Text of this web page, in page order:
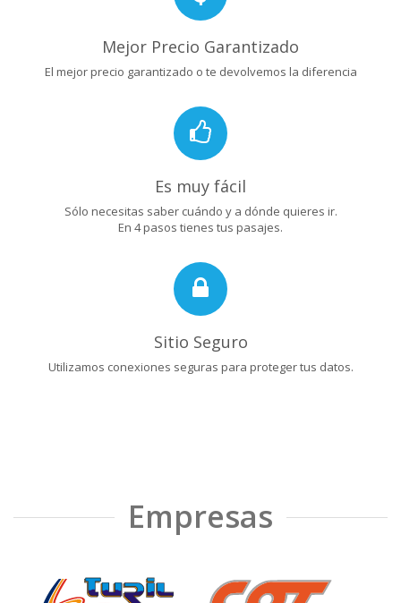
Mejor Precio Garantizado
El mejor precio garantizado o te devolvemos la diferencia
Es muy fácil
Sólo necesitas saber cuándo y a dónde quieres ir.
En 4 pasos tienes tus pasajes.
Sitio Seguro
Utilizamos conexiones seguras para proteger tus datos.
Empresas
❮ ❯